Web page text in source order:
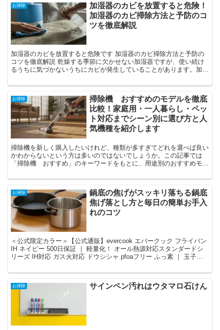
お掃除
加湿器のカビを放置すると危険！
加湿器のカビ掃除方法と予防のコ
ツを徹底解説
加湿器のカビを放置すると危険です 加湿器のカビ掃除方法と予防の
コツを徹底解説 乾燥する季節に欠かせない加湿器ですが、使い続け
るうちに気づかないうちにカビが発生していることがあります。加湿
お掃除
掃除機 おすすめのモデルを徹底
比較！家庭用・一人暮らし・ペッ
ト対応までシーン別に選び方と人
気機種を紹介します
掃除機を新しく購入したいけれど、種類が多すぎてどれを選べば良い
かわからないという方は多いのではないでしょうか。この記事では
「掃除機 おすすめ」のキーワードをもとに、用途別のおすすめモデ
お掃除
鍋底の焦げがスッキリ落ちる鍋底
焦げ落とし方と毎日の簡単お手入
れのコツ
＜公式限定カラー＞【公式通販】evercook エバークック フライパン
IH ネイビー 500日保証 ｜ 軽量化！ オール熱源対応スタンダードシ
リーズ IH対応 ガス火対応 ドウシシャ pfoaフリー ふっ素 ｜ 玉子焼
お掃除 サインペン汚れはウタマロ石けん